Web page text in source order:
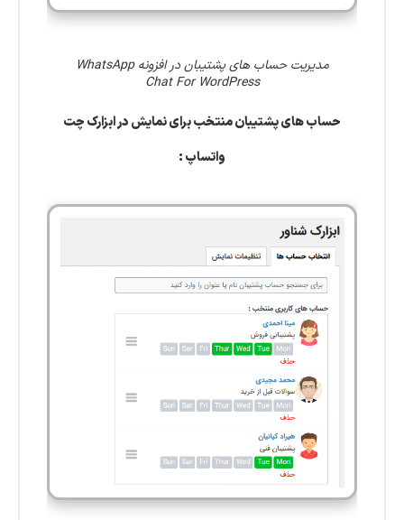
مدیریت حساب های پشتیبان در افزونه WhatsApp
Chat For WordPress
حساب های پشتیبان منتخب برای نمایش در ابزارک چت
واتساپ :